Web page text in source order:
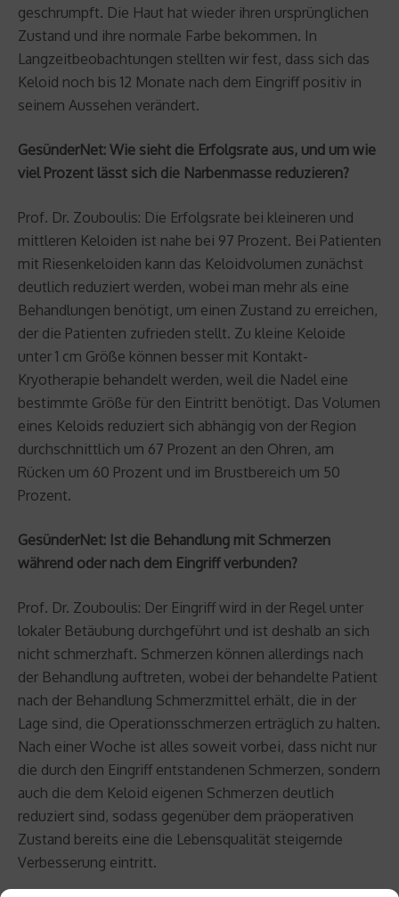
geschrumpft. Die Haut hat wieder ihren ursprünglichen
Zustand und ihre normale Farbe bekommen. In
Langzeitbeobachtungen stellten wir fest, dass sich das
Keloid noch bis 12 Monate nach dem Eingriff positiv in
seinem Aussehen verändert.
GesünderNet: Wie sieht die Erfolgsrate aus, und um wie
viel Prozent lässt sich die Narbenmasse reduzieren?
Prof. Dr. Zouboulis: Die Erfolgsrate bei kleineren und
mittleren Keloiden ist nahe bei 97 Prozent. Bei Patienten
mit Riesenkeloiden kann das Keloidvolumen zunächst
deutlich reduziert werden, wobei man mehr als eine
Behandlungen benötigt, um einen Zustand zu erreichen,
der die Patienten zufrieden stellt. Zu kleine Keloide
unter 1 cm Größe können besser mit Kontakt-
Kryotherapie behandelt werden, weil die Nadel eine
bestimmte Größe für den Eintritt benötigt. Das Volumen
eines Keloids reduziert sich abhängig von der Region
durchschnittlich um 67 Prozent an den Ohren, am
Rücken um 60 Prozent und im Brustbereich um 50
Prozent.
GesünderNet: Ist die Behandlung mit Schmerzen
während oder nach dem Eingriff verbunden?
Prof. Dr. Zouboulis: Der Eingriff wird in der Regel unter
lokaler Betäubung durchgeführt und ist deshalb an sich
nicht schmerzhaft. Schmerzen können allerdings nach
der Behandlung auftreten, wobei der behandelte Patient
nach der Behandlung Schmerzmittel erhält, die in der
Lage sind, die Operationsschmerzen erträglich zu halten.
Nach einer Woche ist alles soweit vorbei, dass nicht nur
die durch den Eingriff entstandenen Schmerzen, sondern
auch die dem Keloid eigenen Schmerzen deutlich
reduziert sind, sodass gegenüber dem präoperativen
Zustand bereits eine die Lebensqualität steigernde
Verbesserung eintritt.